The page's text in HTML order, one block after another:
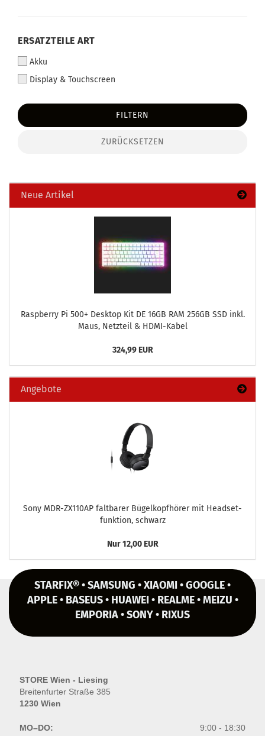
ERSATZTEILE ART
Akku
Display & Touchscreen
FILTERN
ZURÜCKSETZEN
Neue Artikel
Raspber­ry Pi 500+ Desk­top Kit DE 16GB RAM 256GB SSD inkl.
Maus, Netz­teil & HDMI-​Kabel
324,99 EUR
Angebote
Sony MDR-​ZX110AP falt­ba­rer Bü­gel­kopf­hö­rer mit Head­set­
funk­ti­on, schwarz
Nur 12,00 EUR
STARFIX® • SAMSUNG • XIAOMI • GOOGLE •
APPLE • BASEUS • HUAWEI • REALME • MEIZU •
EMPORIA • SONY • RIXUS
STORE Wien - Liesing
Breitenfurter Straße 385
1230 Wien
MO–DO:
9:00 - 18:30